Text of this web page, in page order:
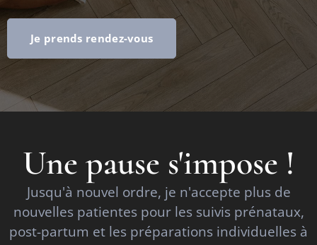
Je prends rendez-vous
Une pause s'impose !
Jusqu'à nouvel ordre, je n'accepte plus de
nouvelles patientes pour les suivis prénataux,
post-partum et les préparations individuelles à